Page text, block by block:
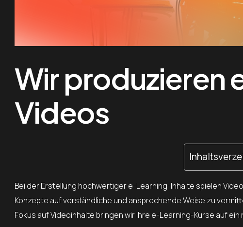
Wir produzieren
Videos
Bei der Erstellung hochwertiger e-Learning-Inhalte spielen
Konzepte auf verständliche und ansprechende Weise zu
Fokus auf Videoinhalte bringen wir Ihre e-Learning-Kurse auf ein